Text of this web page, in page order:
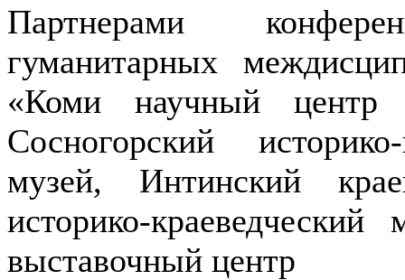
Партнерами
гуманитарных
«Коми научный центр
Сосногорский
музей, Интинский
историко-
выставочный центр